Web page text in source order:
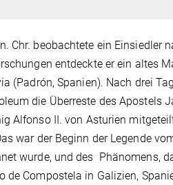
Chr. beobachtete ein Einsiedler
entdeckte er ein altes
(Padrón, Spanien). Nach drei
die Überreste des Apostels
Alfonso II. von Asturien
war der Beginn der Legende
wurde, und des Phänomens,
de Compostela in Galizien,